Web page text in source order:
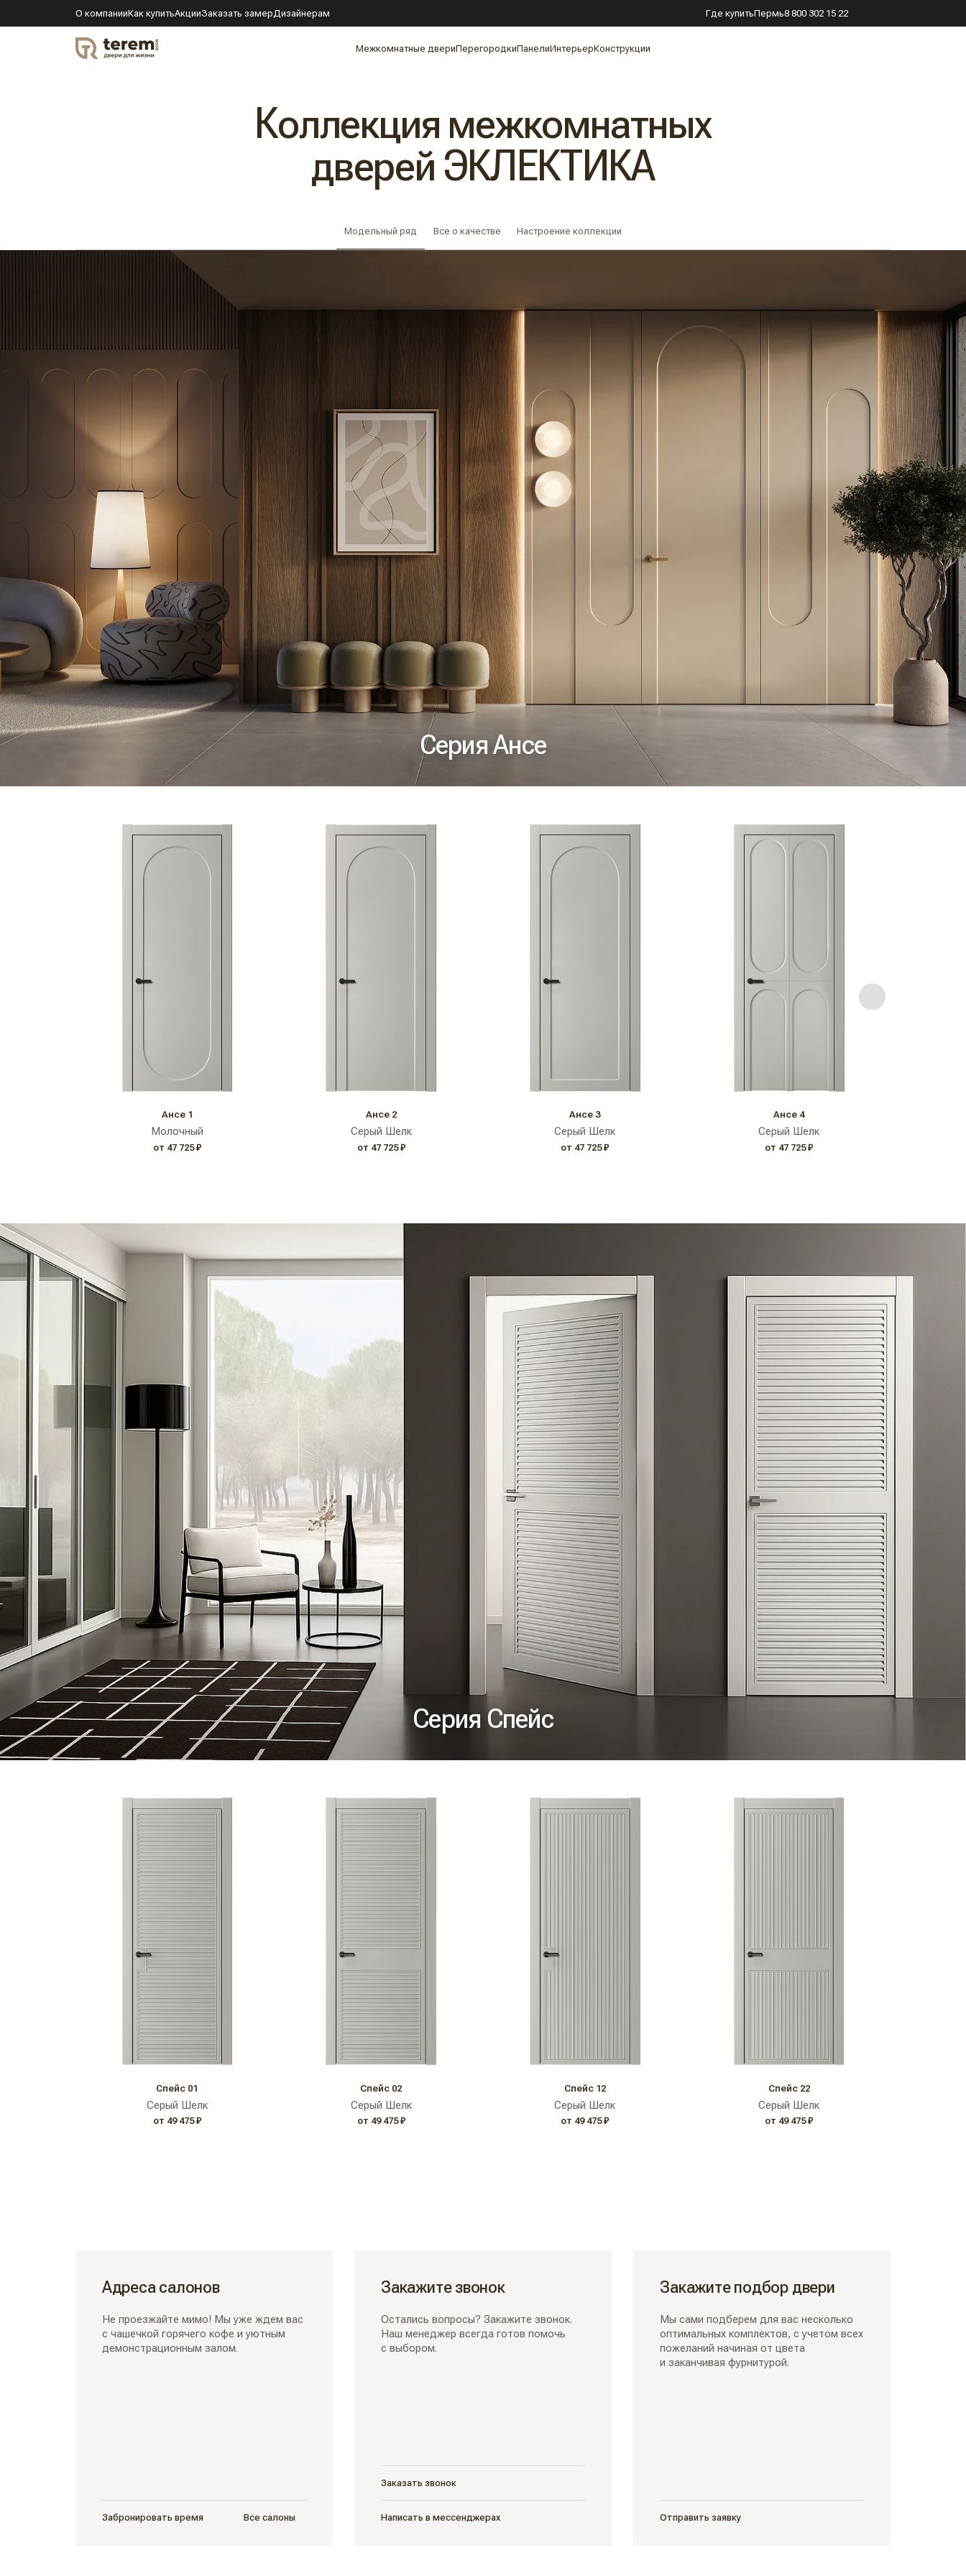
О компанииКак купитьАкцииЗаказать замер Дизайнерам Где купитьПермь8 800 302 15 22
DOOR Межкомнатные двериПерегородкиПанелиИнтерьерКонструкции
Коллекция межкомнатных
дверей ЭКЛЕКТИКА
Модельный ряд Все о качестве Настроение коллекции
Серия Ансе
Ансе 1
Молочный
от 47 725 ₽
Ансе 2
Серый Шелк
от 47 725 ₽
Ансе 3
Серый Шелк
от 47 725 ₽
Ансе 4
Серый Шелк
от 47 725 ₽
Серия Спейс
Спейс 01
Серый Шелк
от 49 475 ₽
Спейс 02
Серый Шелк
от 49 475 ₽
Спейс 12
Серый Шелк
от 49 475 ₽
Спейс 22
Серый Шелк
от 49 475 ₽
Адреса салонов
Не проезжайте мимо! Мы уже ждем вас
с чашечкой горячего кофе и уютным
демонстрационным залом.
Забронировать время Все салоны
Закажите звонок
Остались вопросы? Закажите звонок.
Наш менеджер всегда готов помочь
с выбором.
Заказать звонок
Написать в мессенджерах
Закажите подбор двери
Мы сами подберем для вас несколько
оптимальных комплектов, с учетом всех
пожеланий начиная от цвета
и заканчивая фурнитурой.
Отправить заявку